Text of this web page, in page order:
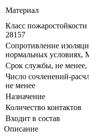
Материал
Класс
28157
Сопротивление
нормальных
Срок службы, не менее,
Число сочленений-
не менее
Назначение
Количество контактов
Входит в состав
Описание